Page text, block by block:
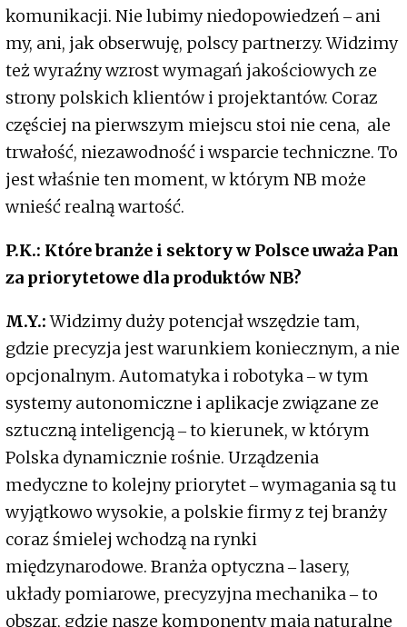
komunikacji. Nie lubimy niedopowiedzeń ‒ ani
my, ani, jak obserwuję, polscy partnerzy. Widzimy
też wyraźny wzrost wymagań jakościowych ze
strony polskich klientów i projektantów. Coraz
częściej na pierwszym miejscu stoi nie cena, ale
trwałość, niezawodność i wsparcie techniczne. To
jest właśnie ten moment, w którym NB może
wnieść realną wartość.
P.K.: Które branże i sektory w Polsce uważa Pan
za priorytetowe dla produktów NB?
M.Y.:Widzimy duży potencjał wszędzie tam,
gdzie precyzja jest warunkiem koniecznym, a nie
opcjonalnym. Automatyka i robotyka ‒ w tym
systemy autonomiczne i aplikacje związane ze
sztuczną inteligencją ‒ to kierunek, w którym
Polska dynamicznie rośnie. Urządzenia
medyczne to kolejny priorytet ‒ wymagania są tu
wyjątkowo wysokie, a polskie firmy z tej branży
coraz śmielej wchodzą na rynki
międzynarodowe. Branża optyczna ‒ lasery,
układy pomiarowe, precyzyjna mechanika ‒ to
obszar, gdzie nasze komponenty mają naturalne